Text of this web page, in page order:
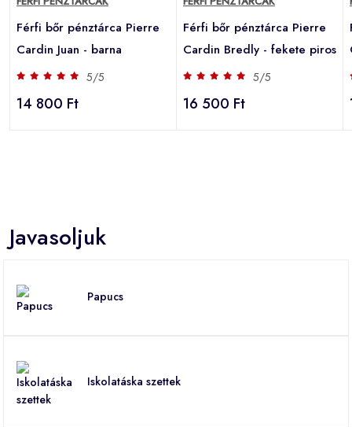
Férfi bőr pénztárca Pierre
Cardin Juan - barna
5/5
14 800 Ft
Férfi bőr pénztárca Pierre
Cardin Bredly - fekete piros
5/5
16 500 Ft
Javasoljuk
Papucs
Iskolatáska szettek